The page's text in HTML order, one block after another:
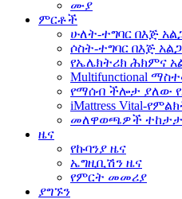
ሙያ
ምርቶች
ሁለት-ተግባር በእጅ
ሶስት-ተግባር በእጅ አልጋ
የኤሌክትሪክ ሕክምና
Multifunctional
የማሰብ ችሎታ ያለው
iMattress Vital-
መለዋወጫዎች
ዜና
የኩባንያ ዜና
ኤግዚቢሽን ዜና
የምርት መመሪያ
ያግኙን